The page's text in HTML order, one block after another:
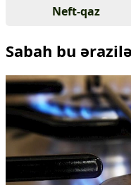
Gündəm
Xarici xəbərlər
Cənubi Qafqaz
Türk Dünyası
Yaxın Şərq
Avropa
Amerika
Asiya
Neft-qaz
Sabah bu